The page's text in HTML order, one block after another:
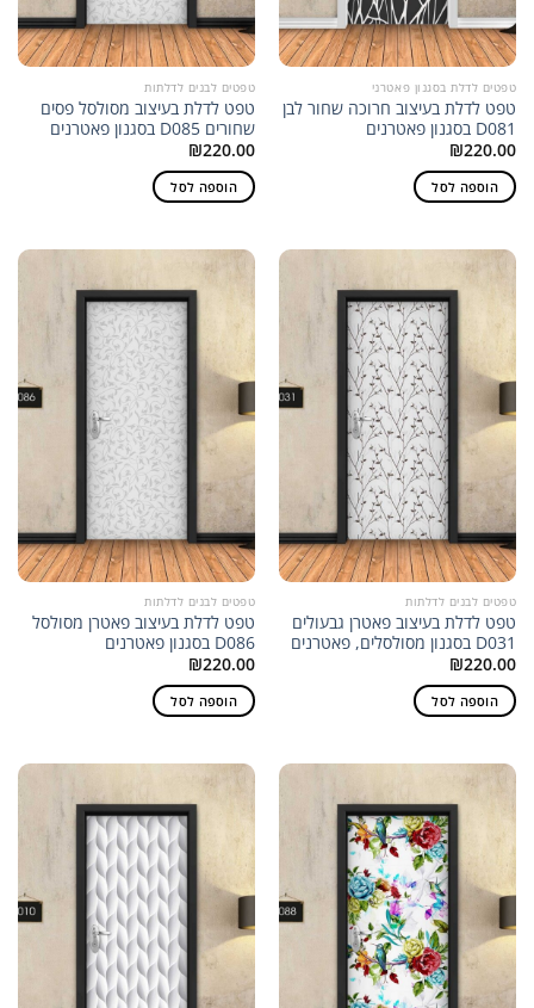
טפטים לדלת בסגנון פאטרני
טפט לדלת בעיצוב חרוכה שחור לבן
D081 בסגנון פאטרנים
₪220.00
הוספה לסל
טפטים לבנים לדלתות
טפט לדלת בעיצוב מסולסל פסים
שחורים D085 בסגנון פאטרנים
₪220.00
הוספה לסל
טפטים לבנים לדלתות
טפט לדלת בעיצוב פאטרן גבעולים
D031 בסגנון מסולסלים, פאטרנים
₪220.00
הוספה לסל
טפטים לבנים לדלתות
טפט לדלת בעיצוב פאטרן מסולסל
D086 בסגנון פאטרנים
₪220.00
הוספה לסל